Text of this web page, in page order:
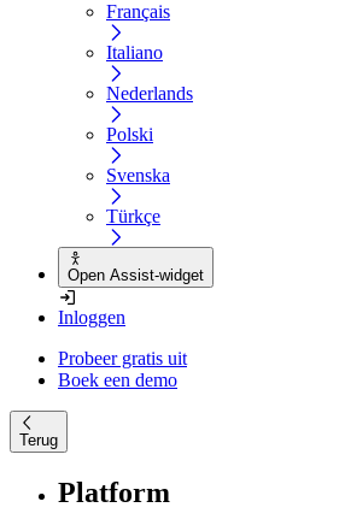
Français
Italiano
Nederlands
Polski
Svenska
Türkçe
Open Assist-widget
Inloggen
Probeer gratis uit
Boek een demo
Terug
Platform